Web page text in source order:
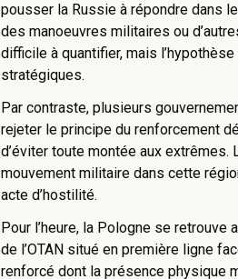
pousser la Russie à répondre dans
des manoeuvres militaires ou
difficile à quantifier, mais
stratégiques.
Par contraste, plusieurs
rejeter le principe du renforcement
d’éviter toute montée aux extrêmes.
mouvement militaire dans cette
acte d’hostilité.
Pour l’heure, la Pologne se retrouve
de l’OTAN situé en première ligne
renforcé dont la présence physique